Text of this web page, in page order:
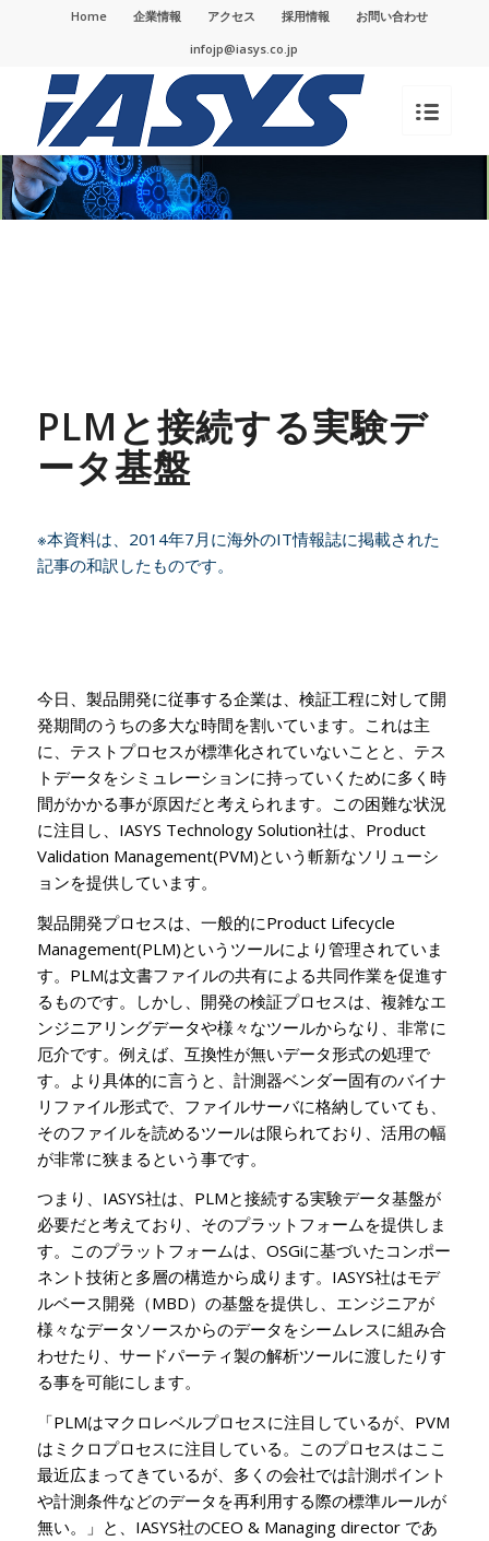
Home 企業情報 アクセス 採用情報
お問い合わせ
infojp@iasys.co.jp
PLMと接続する実験デ
ータ基盤
※本資料は、2014年7月に海外のIT情報誌に掲載された
記事の和訳したものです。
今日、製品開発に従事する企業は、検証工程に対して開
発期間のうちの多大な時間を割いています。これは主
に、テストプロセスが標準化されていないことと、テス
トデータをシミュレーションに持っていくために多く時
間がかかる事が原因だと考えられます。この困難な状況
に注目し、IASYS Technology Solution社は、Product
Validation Management(PVM)という斬新なソリューシ
ョンを提供しています。
製品開発プロセスは、一般的にProduct Lifecycle
Management(PLM)というツールにより管理されていま
す。PLMは文書ファイルの共有による共同作業を促進す
るものです。しかし、開発の検証プロセスは、複雑なエ
ンジニアリングデータや様々なツールからなり、非常に
厄介です。例えば、互換性が無いデータ形式の処理で
す。より具体的に言うと、計測器ベンダー固有のバイナ
リファイル形式で、ファイルサーバに格納していても、
そのファイルを読めるツールは限られており、活用の幅
が非常に狭まるという事です。
つまり、IASYS社は、PLMと接続する実験データ基盤が
必要だと考えており、そのプラットフォームを提供しま
す。 このプラットフォームは、OSGiに基づいたコンポー
ネント技術と多層の構造から成ります。IASYS社はモデ
ルベース開発（MBD）の基盤を提供し、エンジニアが
様々なデータソースからのデータをシームレスに組み合
わせたり、サードパーティ製の解析ツールに渡したりす
る事を可能にします。
「PLMはマクロレベルプロセスに注目しているが、PVM
はミクロプロセスに注目している。このプロセスはここ
最近広まってきているが、多くの会社では計測ポイント
や計測条件などのデータを再利用する際の標準ルールが
無い。」と、IASYS社のCEO & Managing director であ